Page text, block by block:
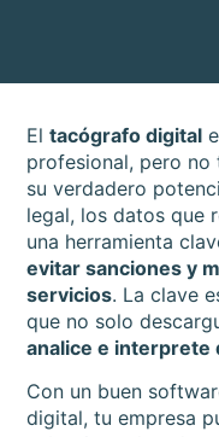
Eltacógrafo digital
profesional, pero no
su verdadero
legal, los datos que
una herramienta
evitar sanciones y
servicios. La clave
que no solo
analice e interprete
Con un buen
digital, tu empresa